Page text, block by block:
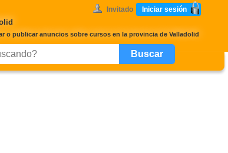
Invitado Iniciar sesión
o publicar anuncios sobre cursos en la provincia de Valladolid